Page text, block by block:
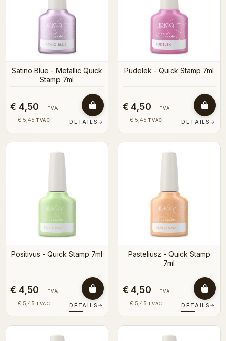
Satino Blue - Metallic Quick
Stamp 7ml
€ 4,50 HTVA
€ 5,45 TVAC DÉTAILS →
Pudelek - Quick Stamp 7ml
€ 4,50 HTVA
€ 5,45 TVAC DÉTAILS →
Positivus - Quick Stamp 7ml
€ 4,50 HTVA
€ 5,45 TVAC DÉTAILS →
Pasteliusz - Quick Stamp
7ml
€ 4,50 HTVA
€ 5,45 TVAC DÉTAILS →